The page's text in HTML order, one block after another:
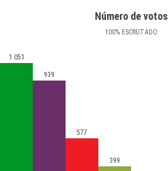
Número de votos
100% ESCRUTADO
1.051
939
577
399